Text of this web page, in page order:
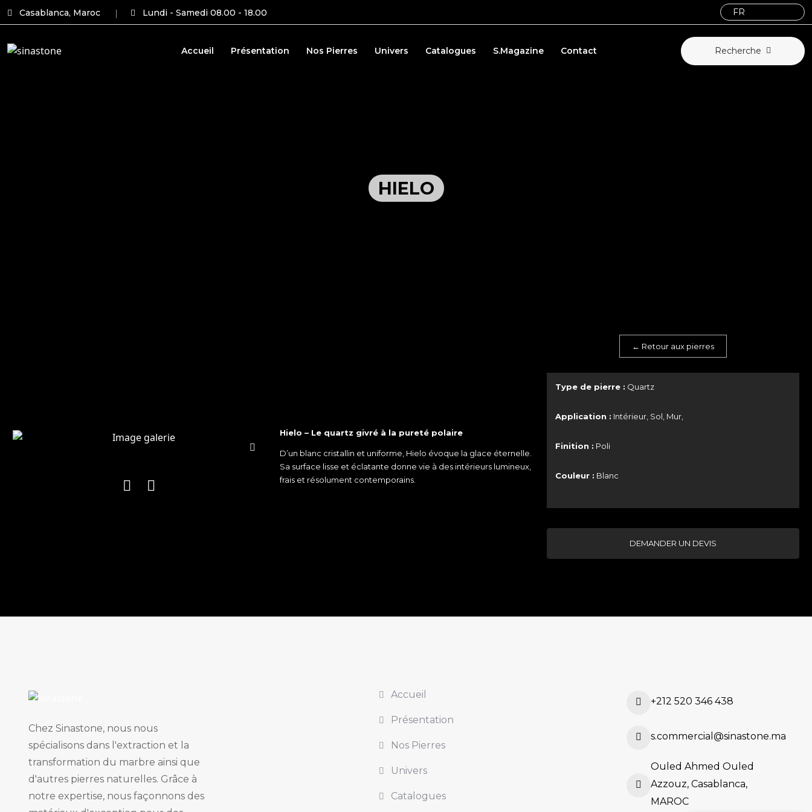
Casablanca, Maroc Lundi - Samedi 08.00 - 18.00
Accueil Présentation Nos Pierres Univers Catalogues S.Magazine Contact Recherche
HIELO
Hielo – Le quartz givré à la pureté polaire
D’un blanc cristallin et uniforme, Hielo évoque la glace éternelle.
Sa surface lisse et éclatante donne vie à des intérieurs lumineux,
frais et résolument contemporains.
← Retour aux pierres
Type de pierre : Quartz
Application : Intérieur, Sol, Mur,
Finition : Poli
Couleur : Blanc
DEMANDER UN DEVIS
Chez Sinastone, nous nous
spécialisons dans l'extraction et la
transformation du marbre ainsi que
d'autres pierres naturelles. Grâce à
notre expertise, nous façonnons des
Accueil
Présentation
Nos Pierres
Univers
Catalogues
+212 520 346 438
s.commercial@sinastone.ma
Ouled Ahmed Ouled
Azzouz, Casablanca,
MAROC